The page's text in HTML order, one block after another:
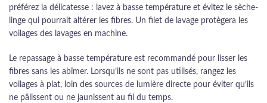
préférez la délicatesse : lavez à basse température et évitez le sèche-
linge qui pourrait altérer les fibres. Un filet de lavage protègera les
voilages des lavages en machine.
Le repassage à basse température est recommandé pour lisser les
fibres sans les abîmer. Lorsqu’ils ne sont pas utilisés, rangez les
voilages à plat, loin des sources de lumière directe pour éviter qu’ils
ne pâlissent ou ne jaunissent au fil du temps.